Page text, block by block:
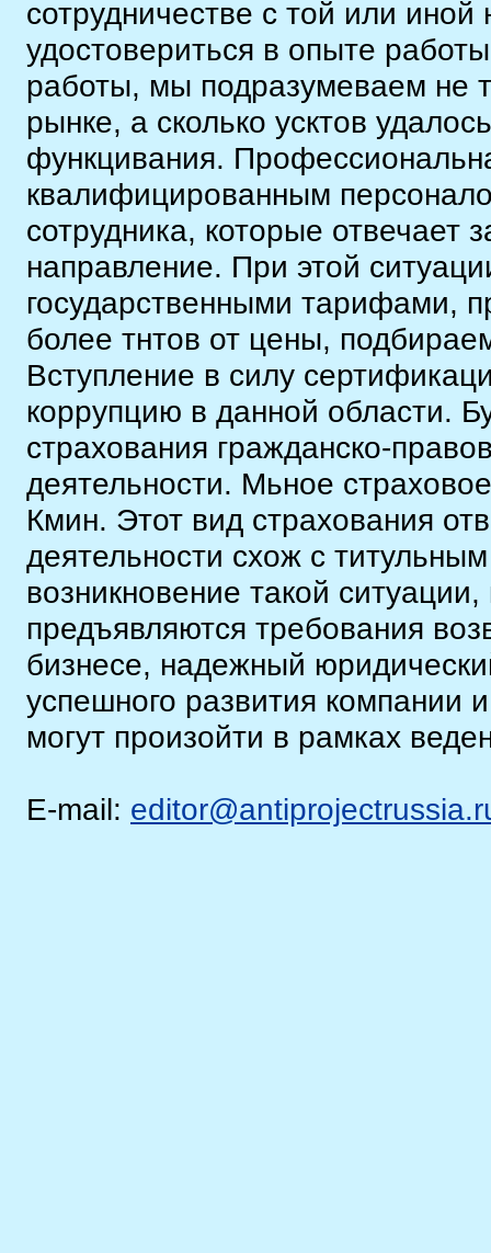
сотрудничестве с той или
удостовериться в опыте
работы, мы подразумеваем не
рынке, а сколько усктов
функцивания.
квалифицированным
сотрудника, которые отвечает
направление. При этой
государственными тарифами,
более тнтов от цены,
Вступление в силу
коррупцию в данной области.
страхования гражданско-
деятельности. Мьное
Кмин. Этот вид страхования
деятельности схож с
возникновение такой
предъявляются требования
бизнесе, надежный
успешного развития компании
могут произойти в рамках
E-mail: